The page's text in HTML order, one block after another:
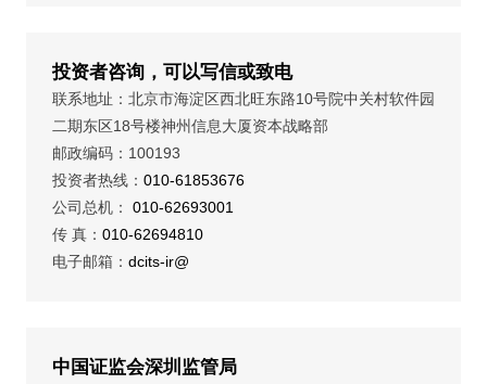
投资者咨询，可以写信或致电
联系地址：北京市海淀区西北旺东路10号院中关村软件园
二期东区18号楼神州信息大厦资本战略部
邮政编码：100193
投资者热线： 010-61853676
公司总机： 010-62693001
传 真： 010-62694810
电子邮箱： dcits-ir@
中国证监会深圳监管局